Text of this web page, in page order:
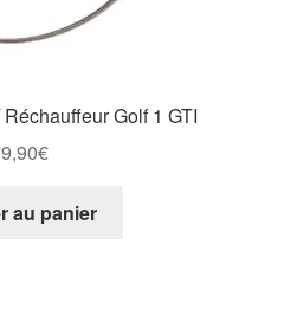
Golf 1 GTI
€
au panier